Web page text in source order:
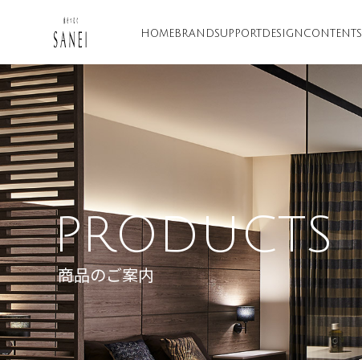
HOME BRANDSUPPORT DESIGN CONTENTS
PRODUCTS
商品のご案内